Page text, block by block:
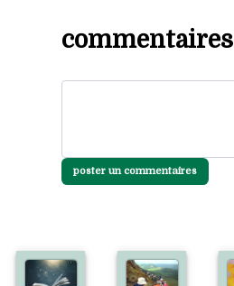
commentaires
poster un commentaires